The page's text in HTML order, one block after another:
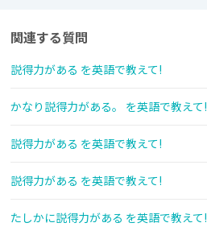
関連する質問
説得力がある を英語で教えて!
かなり説得力がある。 を英語で教えて!
説得力がある を英語で教えて!
説得力がある を英語で教えて!
たしかに説得力がある を英語で教えて!